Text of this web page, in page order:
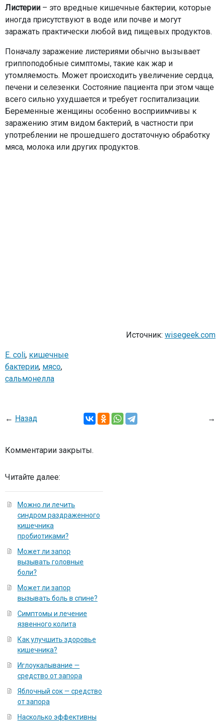
Листерии – это вредные кишечные бактерии, которые
иногда присутствуют в воде или почве и могут
заражать практически любой вид пищевых продуктов.
Поначалу заражение листериями обычно вызывает
гриппоподобные симптомы, такие как жар и
утомляемость. Может происходить увеличение сердца,
печени и селезенки. Состояние пациента при этом чаще
всего сильно ухудшается и требует госпитализации.
Беременные женщины особенно восприимчивы к
заражению этим видом бактерий, в частности при
употреблении не прошедшего достаточную обработку
мяса, молока или других продуктов.
Источник: wisegeek.com
E. coli, кишечные
бактерии, мясо,
сальмонелла
← Назад →
Комментарии закрыты.
Читайте далее:
Можно ли лечить
синдром раздраженного
кишечника
пробиотиками?
Может ли запор
вызывать головные
боли?
Может ли запор
вызывать боль в спине?
Симптомы и лечение
язвенного колита
Как улучшить здоровье
кишечника?
Иглоукалывание —
средство от запора
Яблочный сок — средство
от запора
Насколько эффективны